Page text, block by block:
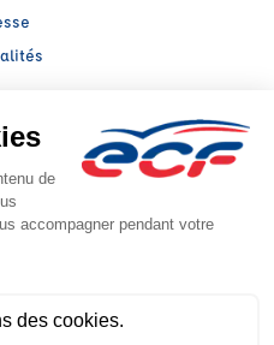
(nouvelle fenêtre)
(nouvelle fenêtre)
YouTube (nouvelle fenêtre)
TikTok (nouvelle fenêtre)
public - Capital social: 0€
FR 56814514188